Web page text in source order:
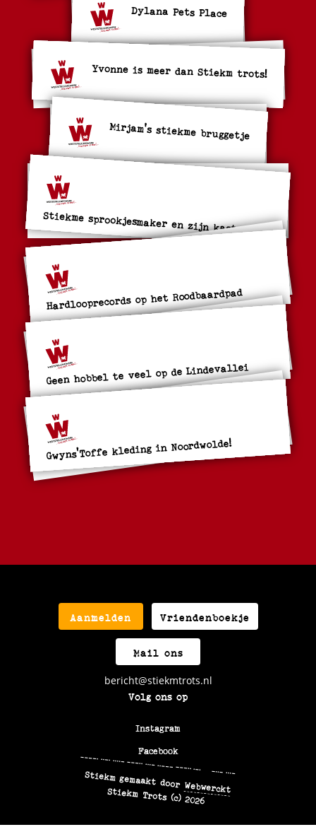
Dylana Pets Place
Yvonne is meer dan Stiekm trots!
Mirjam's stiekme bruggetje
Stiekme sprookjesmaker en zijn kasteel
Hardlooprecords op het Roodbaardpad
Geen hobbel te veel op de Lindevallei
Gwyns'Toffe kleding in Noordwolde!
Aanmelden Vriendenboekje
Mail ons
bericht@stiekmtrots.nl
Volg ons op
Instagram
Facebook
9F48V28R+XV
Stiekm gemaakt doorWebwerckt
Stiekm Trots (c) 2026